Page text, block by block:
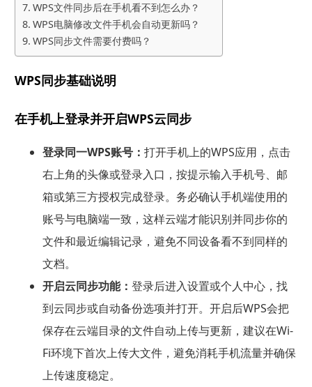
WPS文件同步后在手机看不到怎么办？
WPS电脑修改文件手机会自动更新吗？
WPS同步文件需要付费吗？
WPS同步基础说明
在手机上登录并开启WPS云同步
登录同一WPS账号： 打开手机上的WPS应用，点击
右上角的头像或登录入口，按提示输入手机号、邮
箱或第三方授权完成登录。务必确认手机端使用的
账号与电脑端一致，这样云端才能识别并同步你的
文件和最近编辑记录，避免不同设备看不到同样的
文档。
开启云同步功能： 登录后进入设置或个人中心，找
到云同步或自动备份选项并打开。开启后WPS会把
保存在云端目录的文件自动上传与更新，建议在Wi-
Fi环境下首次上传大文件，避免消耗手机流量并确保
上传速度稳定。